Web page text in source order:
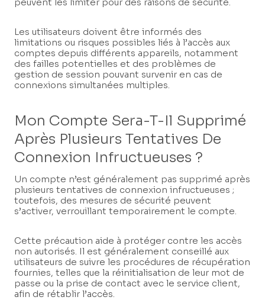
Les utilisateurs doivent être informés des
limitations ou risques possibles liés à l’accès aux
comptes depuis différents appareils, notamment
des failles potentielles et des problèmes de
gestion de session pouvant survenir en cas de
connexions simultanées multiples.
Mon Compte Sera-T-Il Supprimé
Après Plusieurs Tentatives De
Connexion Infructueuses ?
Un compte n’est généralement pas supprimé après
plusieurs tentatives de connexion infructueuses ;
toutefois, des mesures de sécurité peuvent
s’activer, verrouillant temporairement le compte.
Cette précaution aide à protéger contre les accès
non autorisés. Il est généralement conseillé aux
utilisateurs de suivre les procédures de récupération
fournies, telles que la réinitialisation de leur mot de
passe ou la prise de contact avec le service client,
afin de rétablir l’accès.